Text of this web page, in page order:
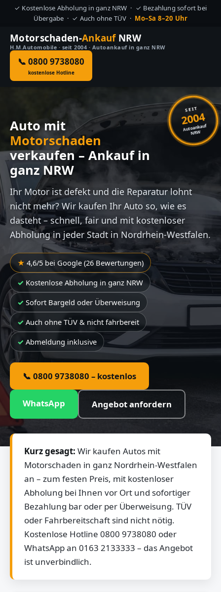
✓ Kostenlose Abholung in ganz NRW · ✓ Bezahlung sofort bei
Übergabe · ✓ Auch ohne TÜV · Mo–Sa 8–20 Uhr
Motorschaden-AnkaufNRW
H.M.Automobile · seit 2004 · Autoankauf in ganz NRW
📞 0800 9738080
kostenlose Hotline
SEIT
2004
Autoankauf
NRW
Auto mit
Motorschaden
verkaufen – Ankauf in
ganz NRW
Ihr Motor ist defekt und die Reparatur lohnt
nicht mehr? Wir kaufen Ihr Auto so, wie es
dasteht – schnell, fair und mit kostenloser
Abholung in jeder Stadt in Nordrhein-Westfalen.
4,6/5 bei Google (26 Bewertungen)
Kostenlose Abholung in ganz NRW
Sofort Bargeld oder Überweisung
Auch ohne TÜV & nicht fahrbereit
Abmeldung inklusive
📞 0800 9738080 – kostenlos
WhatsApp Angebot anfordern
Kurz gesagt: Wir kaufen Autos mit
Motorschaden in ganz Nordrhein-Westfalen
an – zum festen Preis, mit kostenloser
Abholung bei Ihnen vor Ort und sofortiger
Bezahlung bar oder per Überweisung. TÜV
oder Fahrbereitschaft sind nicht nötig.
Kostenlose Hotline 0800 9738080 oder
WhatsApp an 0163 2133333 – das Angebot
ist unverbindlich.